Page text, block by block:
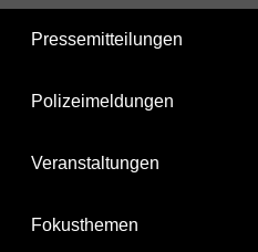
Pressemitteilungen
Polizeimeldungen
Veranstaltungen
Fokusthemen